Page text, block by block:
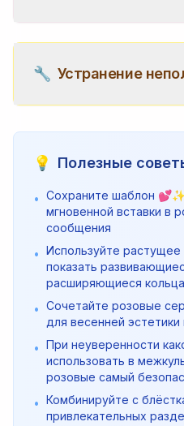
🔧 Устранение
💡 Полезные
• Сохраните шаблон
мгновенной вставки в
сообщения
• Используйте растущее
показать
расширяющиеся
• Сочетайте розовые
для весенней
• При неуверенности
использовать в
розовые самый
• Комбинируйте с
привлекательных